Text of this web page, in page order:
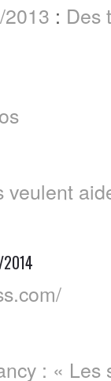
: Des
veulent
2014
: « Les